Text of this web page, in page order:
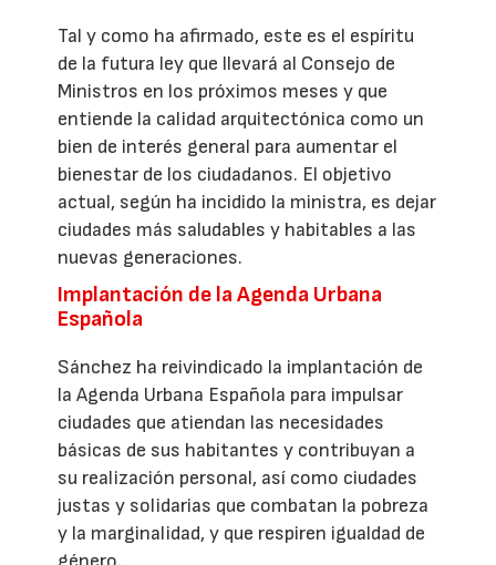
Tal y como ha afirmado, este es el espíritu
de la futura ley que llevará al Consejo de
Ministros en los próximos meses y que
entiende la calidad arquitectónica como un
bien de interés general para aumentar el
bienestar de los ciudadanos. El objetivo
actual, según ha incidido la ministra, es dejar
ciudades más saludables y habitables a las
nuevas generaciones.
Implantación de la Agenda Urbana
Española
Sánchez ha reivindicado la implantación de
la Agenda Urbana Española para impulsar
ciudades que atiendan las necesidades
básicas de sus habitantes y contribuyan a
su realización personal, así como ciudades
justas y solidarias que combatan la pobreza
y la marginalidad, y que respiren igualdad de